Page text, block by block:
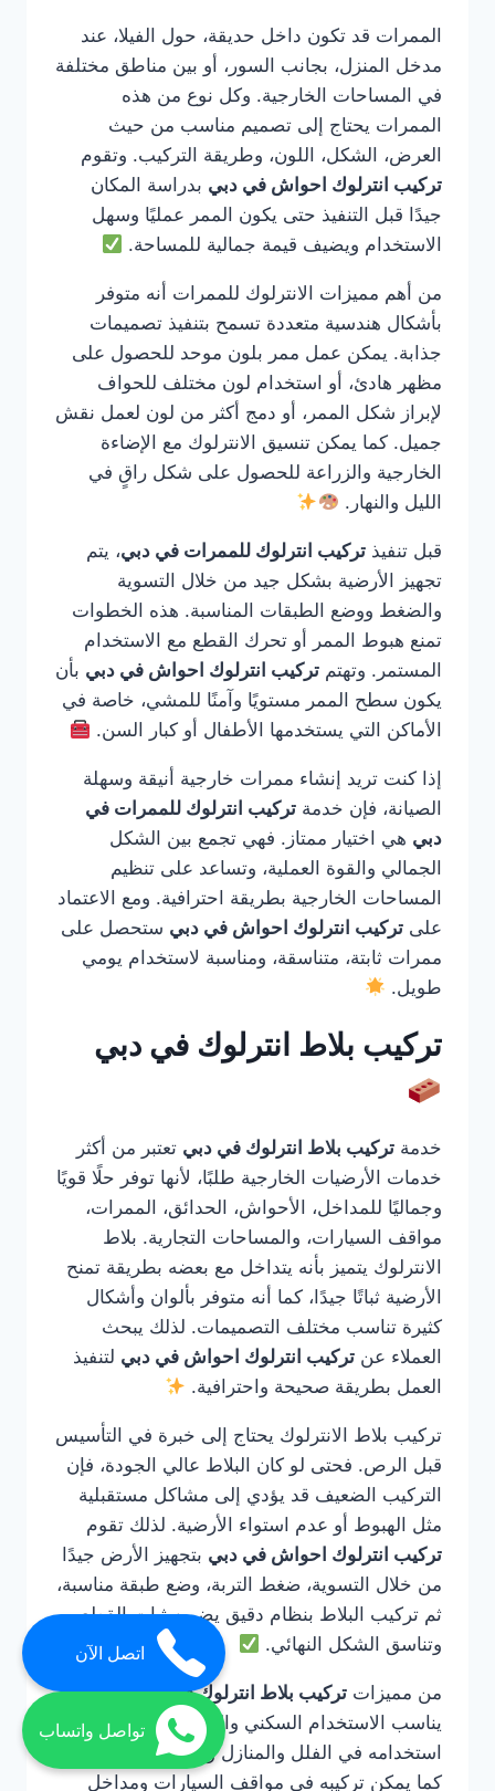
الممرات قد تكون داخل حديقة، حول الفيلا، عند
مدخل المنزل، بجانب السور، أو بين مناطق مختلفة
في المساحات الخارجية. وكل نوع من هذه
الممرات يحتاج إلى تصميم مناسب من حيث
العرض، الشكل، اللون، وطريقة التركيب. وتقوم
تركيب انترلوك احواش في دبي بدراسة المكان
جيدًا قبل التنفيذ حتى يكون الممر عمليًا وسهل
الاستخدام ويضيف قيمة جمالية للمساحة.
من أهم مميزات الانترلوك للممرات أنه متوفر
بأشكال هندسية متعددة تسمح بتنفيذ تصميمات
جذابة. يمكن عمل ممر بلون موحد للحصول على
مظهر هادئ، أو استخدام لون مختلف للحواف
لإبراز شكل الممر، أو دمج أكثر من لون لعمل نقش
جميل. كما يمكن تنسيق الانترلوك مع الإضاءة
الخارجية والزراعة للحصول على شكل راقٍ في
الليل والنهار.
قبل تنفيذ تركيب انترلوك للممرات في دبي، يتم
تجهيز الأرضية بشكل جيد من خلال التسوية
والضغط ووضع الطبقات المناسبة. هذه الخطوات
تمنع هبوط الممر أو تحرك القطع مع الاستخدام
المستمر. وتهتم تركيب انترلوك احواش في دبي بأن
يكون سطح الممر مستويًا وآمنًا للمشي، خاصة في
الأماكن التي يستخدمها الأطفال أو كبار السن.
إذا كنت تريد إنشاء ممرات خارجية أنيقة وسهلة
الصيانة، فإن خدمة تركيب انترلوك للممرات في
دبي هي اختيار ممتاز. فهي تجمع بين الشكل
الجمالي والقوة العملية، وتساعد على تنظيم
المساحات الخارجية بطريقة احترافية. ومع الاعتماد
على تركيب انترلوك احواش في دبي ستحصل على
ممرات ثابتة، متناسقة، ومناسبة لاستخدام يومي
طويل.
تركيب بلاط انترلوك في دبي
خدمة تركيب بلاط انترلوك في دبي تعتبر من أكثر
خدمات الأرضيات الخارجية طلبًا، لأنها توفر حلًا قويًا
وجماليًا للمداخل، الأحواش، الحدائق، الممرات،
مواقف السيارات، والمساحات التجارية. بلاط
الانترلوك يتميز بأنه يتداخل مع بعضه بطريقة تمنح
الأرضية ثباتًا جيدًا، كما أنه متوفر بألوان وأشكال
كثيرة تناسب مختلف التصميمات. لذلك يبحث
العملاء عن تركيب انترلوك احواش في دبي لتنفيذ
العمل بطريقة صحيحة واحترافية.
تركيب بلاط الانترلوك يحتاج إلى خبرة في التأسيس
قبل الرص. فحتى لو كان البلاط عالي الجودة، فإن
التركيب الضعيف قد يؤدي إلى مشاكل مستقبلية
مثل الهبوط أو عدم استواء الأرضية. لذلك تقوم
تركيب انترلوك احواش في دبي بتجهيز الأرض جيدًا
من خلال التسوية، ضغط التربة، وضع طبقة مناسبة،
ثم تركيب البلاط بنظام دقيق يضمن ثبات القطع
وتناسق الشكل النهائي.
من مميزات تركيب بلاط انترلوك في دبيأنه
يناسب الاستخدام السكني والتجاري. يمكن
استخدامه في الفلل والمنازل والحدائق والممرات،
كما يمكن تركيبه في مواقف السيارات ومداخل
اتصل الآن
تواصل واتساب